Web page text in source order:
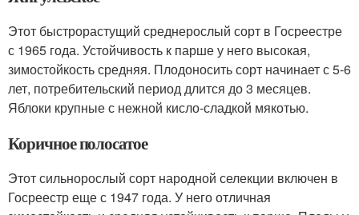
Этот быстрорастущий среднерослый сорт в Госреестре
с 1965 года. Устойчивость к парше у него высокая,
зимостойкость средняя. Плодоносить сорт начинает с 5-6
лет, потребительский период длится до 3 месяцев.
Яблоки крупные с нежной кисло-сладкой мякотью.
Коричное полосатое
Этот сильнорослый сорт народной селекции включен в
Госреестр еще с 1947 года. У него отличная